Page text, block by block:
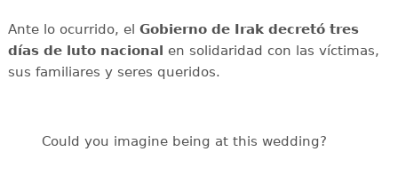
Ante lo ocurrido, el Gobierno de Irak decretó tres
días de luto nacional en solidaridad con las víctimas,
sus familiares y seres queridos.
Could you imagine being at this wedding?